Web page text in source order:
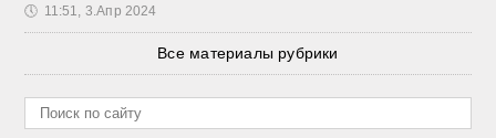
🕔 11:51, 3.Апр 2024
Все материалы рубрики